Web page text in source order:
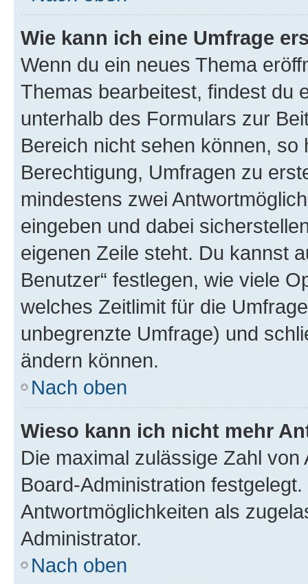
Wie kann ich eine Umfrage
Wenn du ein neues Thema
Themas bearbeitest, findest du
unterhalb des Formulars zur
Bereich nicht sehen können,
Berechtigung, Umfragen zu
mindestens zwei
eingeben und dabei
eigenen Zeile steht. Du kannst
Benutzer“ festlegen, wie viele
welches Zeitlimit für die
unbegrenzte Umfrage) und
ändern können.
Nach oben
Wieso kann ich nicht mehr
Die maximal zulässige Zahl
Board-Administration
Antwortmöglichkeiten als
Administrator.
Nach oben